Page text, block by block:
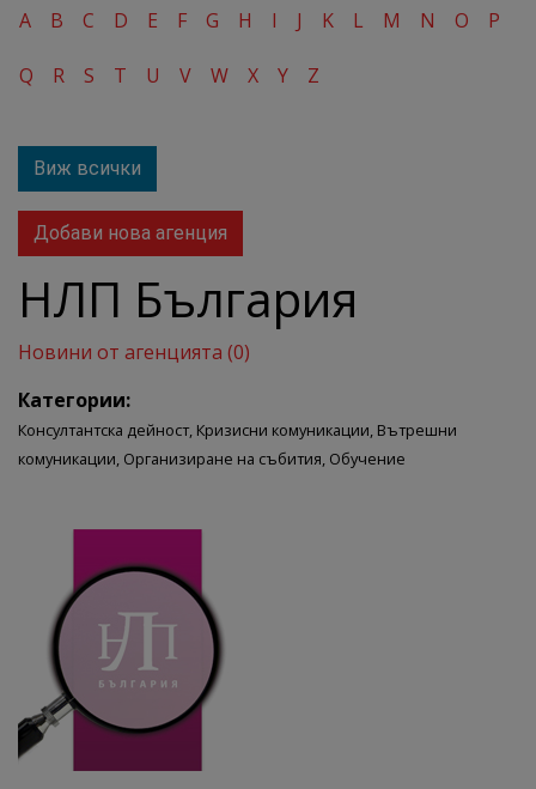
A B C D E F G H I J K L M N O P
Q R S T U V W X Y Z
Виж всички
Добави нова агенция
НЛП България
Новини от агенцията (0)
Категории:
Консултантска дейност, Кризисни комуникации, Вътрешни
комуникации, Организиране на събития, Обучение